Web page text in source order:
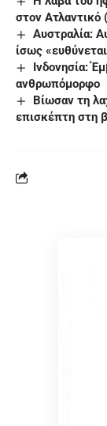
στον Ατλαντικό
Αυστραλία:
ίσως
Ινδονησία:
ανθρωπόμορφο
Βίωσαν τη
επισκέπτη στη